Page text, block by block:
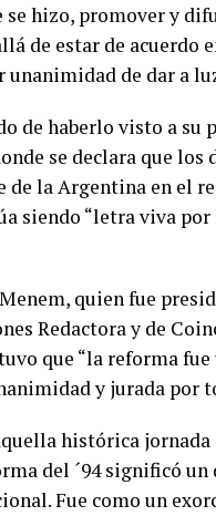
hizo, promover y
de estar de acuerdo
de dar a
de haberlo visto a su
se declara que los
la Argentina en el
siendo “letra viva
quien fue
Redactora y de
que “la reforma
y jurada por
histórica
del ´94 significó
Fue como un